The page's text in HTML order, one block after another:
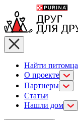
Найти питомца
О проекте
Партнеры
Статьи
Нашли дом